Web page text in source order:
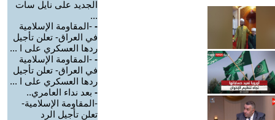
الجديد على نايل سات
...
- -المقاومة الإسلامية
في العراق- تعلن تأجيل
ردها العسكري على ا ...
- -المقاومة الإسلامية
في العراق- تعلن تأجيل
ردها العسكري على ا ...
- بعد نداء العامري..
-المقاومة الإسلامية-
تعلن تأجيل الرد